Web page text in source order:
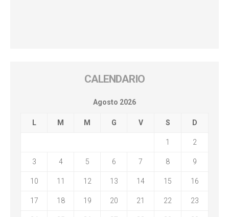
CALENDARIO
Agosto 2026
L M M G V S D
1 2
3 4 5 6 7 8 9
10 11 12 13 14 15 16
17 18 19 20 21 22 23